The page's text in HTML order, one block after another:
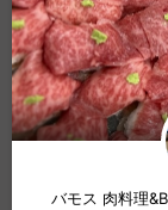
バモス 肉料理